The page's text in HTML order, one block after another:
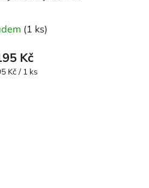
(1 ks)
Kč
Kč / 1 ks